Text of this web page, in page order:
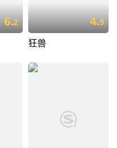
6.2 4.9
狂兽